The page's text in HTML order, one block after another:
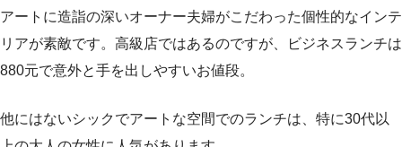
アートに造詣の深いオーナー夫婦がこだわった個性的なインテ
リアが素敵です。高級店ではあるのですが、ビジネスランチは
880元で意外と手を出しやすいお値段。
他にはないシックでアートな空間でのランチは、特に30代以